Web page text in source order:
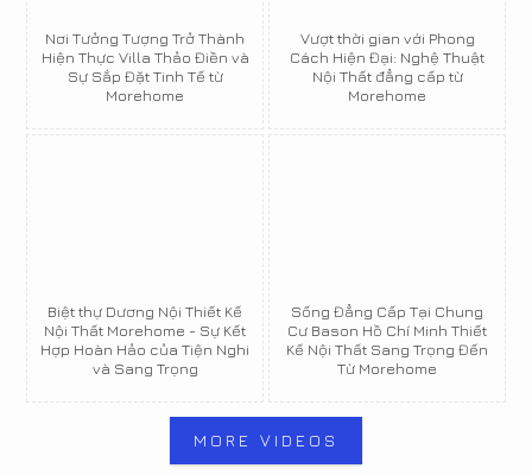
Nơi Tưởng Tượng Trở Thành
Hiện Thực Villa Thảo Điền và
Sự Sắp Đặt Tinh Tế từ
Morehome
Vượt thời gian với Phong
Cách Hiện Đại: Nghệ Thuật
Nội Thất đẳng cấp từ
Morehome
Biệt thự Dương Nội Thiết Kế
Nội Thất Morehome - Sự Kết
Hợp Hoàn Hảo của Tiện Nghi
và Sang Trọng
Sống Đẳng Cấp Tại Chung
Cư Bason Hồ Chí Minh Thiết
Kế Nội Thất Sang Trọng Đến
Từ Morehome
MORE VIDEOS